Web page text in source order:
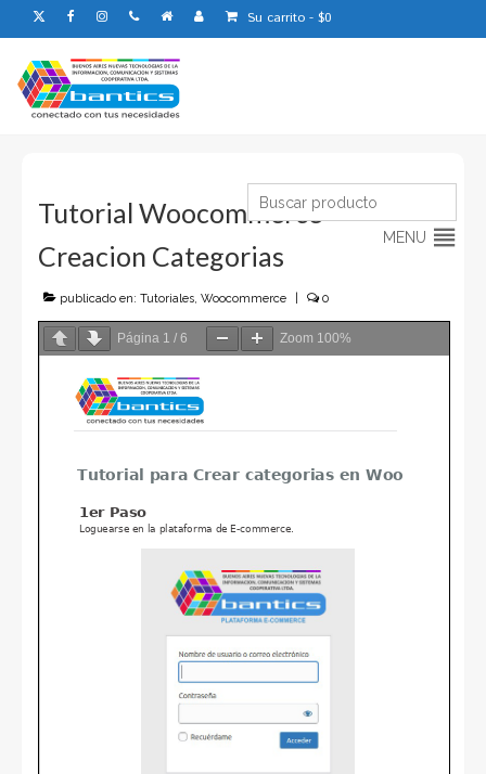
Su carrito - $0
MENU
JUL 2021
Tutorial Woocommerce –
Creacion Categorias
publicado en: Tutoriales, Woocommerce 0
Página 1 / 6 Zoom 100%